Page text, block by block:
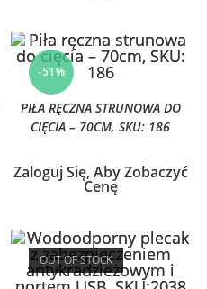
-51%
PIŁA RĘCZNA STRUNOWA DO
CIĘCIA – 70CM, SKU: 186
Zaloguj Się, Aby Zobaczyć
Cenę
OUT OF STOCK